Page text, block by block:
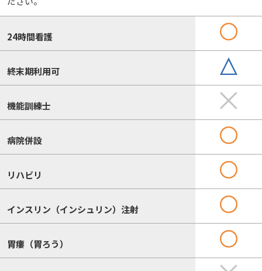
24時間看護
終末期利用可
機能訓練士
病院併設
リハビリ
インスリン（インシュリン）注射
胃瘻（胃ろう）